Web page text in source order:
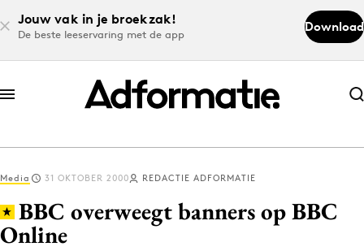
Jouw vak in je broekzak!
De beste leeservaring met de app
Download
Abonneer nu
Abonneer nu
Log in
Media 31 OKTOBER 2000 REDACTIE ADFORMATIE
BBC overweegt banners op BBC
Online